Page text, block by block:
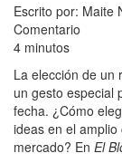
Escrito por: Maite
Comentario
4 minutos
La elección de un
un gesto especial
fecha. ¿Cómo
ideas en el
mercado? En El